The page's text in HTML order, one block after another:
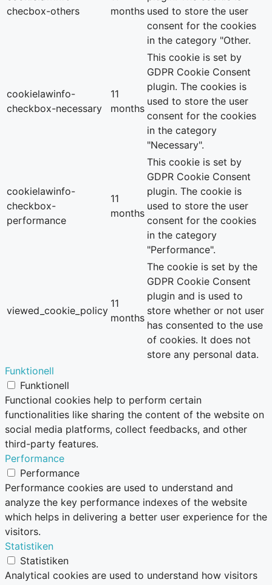
checbox-others
months used to store the user
consent for the cookies
in the category "Other.
cookielawinfo-
checkbox-necessary
11
months
This cookie is set by
GDPR Cookie Consent
plugin. The cookies is
used to store the user
consent for the cookies
in the category
"Necessary".
cookielawinfo-
checkbox-
performance
11
months
This cookie is set by
GDPR Cookie Consent
plugin. The cookie is
used to store the user
consent for the cookies
in the category
"Performance".
viewed_cookie_policy
11
months
The cookie is set by the
GDPR Cookie Consent
plugin and is used to
store whether or not user
has consented to the use
of cookies. It does not
store any personal data.
Funktionell
Funktionell
Functional cookies help to perform certain
functionalities like sharing the content of the website on
social media platforms, collect feedbacks, and other
third-party features.
Performance
Performance
Performance cookies are used to understand and
analyze the key performance indexes of the website
which helps in delivering a better user experience for the
visitors.
Statistiken
Statistiken
Analytical cookies are used to understand how visitors